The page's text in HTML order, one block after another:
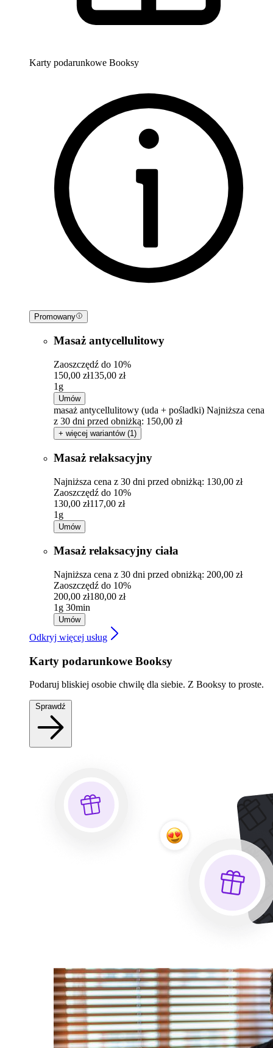
Karty podarunkowe Booksy
Promowany
Masaż antycellulitowy
Zaoszczędź do 10%
150,00 zł135,00 zł
1g
Umów
masaż antycellulitowy (uda + pośladki) Najniższa cena
z 30 dni przed obniżką: 150,00 zł
+ więcej wariantów (1)
Masaż relaksacyjny
Najniższa cena z 30 dni przed obniżką: 130,00 zł
Zaoszczędź do 10%
130,00 zł117,00 zł
1g
Umów
Masaż relaksacyjny ciała
Najniższa cena z 30 dni przed obniżką: 200,00 zł
Zaoszczędź do 10%
200,00 zł180,00 zł
1g 30min
Umów
Odkryj więcej usług
Karty podarunkowe Booksy
Podaruj bliskiej osobie chwilę dla siebie. Z Booksy to proste.